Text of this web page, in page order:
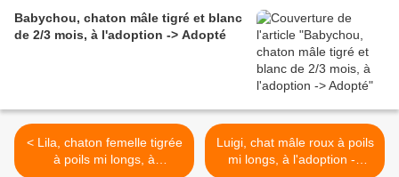
Babychou, chaton mâle tigré et blanc
de 2/3 mois, à l'adoption -> Adopté
< Lila, chaton femelle tigrée
à poils mi longs, à
Luigi, chat mâle roux à poils
mi longs, à l'adoption ->